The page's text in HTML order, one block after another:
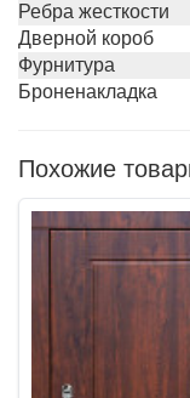
Ребра жесткости
Дверной короб
Фурнитура
Броненакладка
Похожие